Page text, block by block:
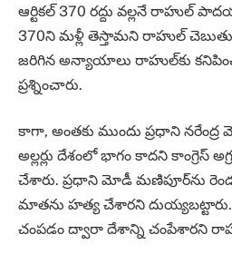
ఆర్టికల్ 370 రద్దు వల్లనే రాహుల్
370ని మళ్లీ తెస్తామని రాహుల్
జరిగిన అన్యాయాలు రాహుల్‌కు
ప్రశ్నించారు.
కాగా, అంతకు ముందు ప్రధాని
అల్లర్లు దేశంలో భాగం కాదని కాంగ్రెస్
చేశారు. ప్రధాని మోడీ మణిపూర్‌ను
మాతను హత్య చేశారని దుయ్యబట్టారు.
చంపడం ద్వారా దేశాన్ని చంపేశారని